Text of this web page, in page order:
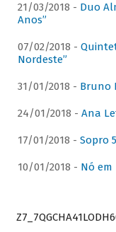
21/03/2018 - Duo
Anos”
07/02/2018 -
Nordeste”
31/01/2018 - Bruno
24/01/2018 - Ana
17/01/2018 - Sopro 5
10/01/2018 - Nó em